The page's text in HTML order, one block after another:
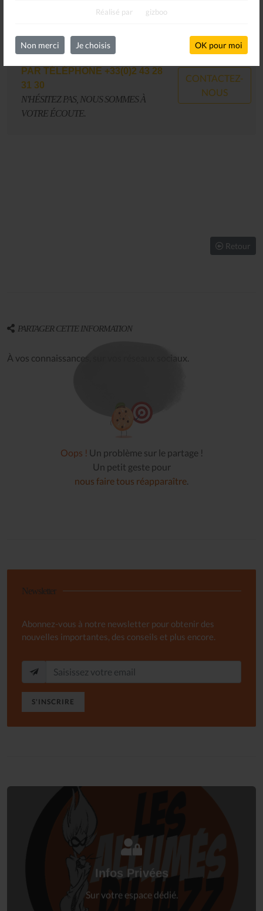
Réalisé par gizboo
Non merci Je choisis OK pour moi
VOUS POUVEZ NOUS
CONTACTER,
PAR EMAIL
CONTACT@LESALLUMESDUJAZZ.COM
N'HÉSITEZ PAS, NOUS SOMMES À
VOTRE ÉCOUTE.
CONTACTEZ-
NOUS
Retour
PARTAGER CETTE INFORMATION
À vos connaissances, sur vos réseaux sociaux.
Oops ! Un problème sur le partage !
Un petit geste pour
nous faire tous réapparaître
Newsletter
Abonnez-vous à notre newsletter pour obtenir des
nouvelles importantes, des conseils et plus encore.
S'INSCRIRE
Infos Privées
Sur votre espace dédié.
Connectez-vous